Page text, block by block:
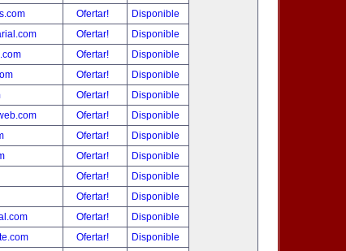
Ofertar!
Disponible
Ofertar!
Disponible
Ofertar!
Disponible
Ofertar!
Disponible
Ofertar!
Disponible
Ofertar!
Disponible
Ofertar!
Disponible
Ofertar!
Disponible
Ofertar!
Disponible
Ofertar!
Disponible
Ofertar!
Disponible
Ofertar!
Disponible